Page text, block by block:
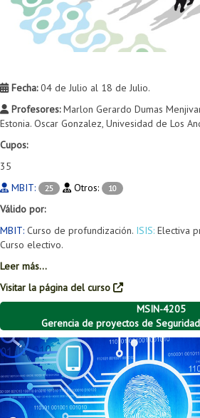
Fecha:04 de Julio al 18 de Julio.
Profesores:Marlon Gerardo Dumas
Estonia. Oscar Gonzalez, Univesidad de Los
Cupos:
35
MBIT:
25 Otros: 10
Válido por:
MBIT: Curso de profundización. ISIS: Electiva
Curso electivo.
Leer más...
Visitar la página del curso
MSIN-4205
Gerencia de proyectos de